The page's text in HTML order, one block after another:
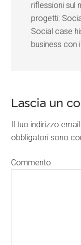
riflessioni sul
progetti:
Social case
business con
Lascia un
Il tuo indirizzo
obbligatori sono
Commento